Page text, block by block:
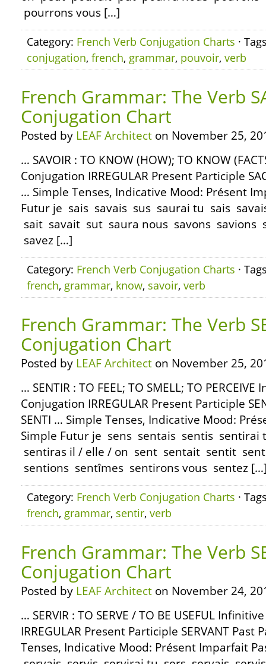
pourrons vous […]
Category: French Verb Conjugation Charts ·
conjugation, french, grammar, pouvoir, verb
French Grammar: The Verb
Conjugation Chart
Posted by LEAF Architect on November 25,
… SAVOIR : TO KNOW (HOW); TO KNOW
Conjugation IRREGULAR Present Participle
… Simple Tenses, Indicative Mood: Présent
Futur je sais savais sus saurai tu sais
sait savait sut saura nous savons savions
savez […]
Category: French Verb Conjugation Charts ·
french, grammar, know, savoir, verb
French Grammar: The Verb
Conjugation Chart
Posted by LEAF Architect on November 25,
… SENTIR : TO FEEL; TO SMELL; TO PERCEIVE
Conjugation IRREGULAR Present Participle
SENTI … Simple Tenses, Indicative Mood:
Simple Futur je sens sentais sentis
sentiras il / elle / on sent sentait sentit
sentions sentîmes sentirons vous sentez
Category: French Verb Conjugation Charts ·
french, grammar, sentir, verb
French Grammar: The Verb
Conjugation Chart
Posted by LEAF Architect on November 24,
… SERVIR : TO SERVE / TO BE USEFUL
IRREGULAR Present Participle SERVANT Past
Tenses, Indicative Mood: Présent Imparfait